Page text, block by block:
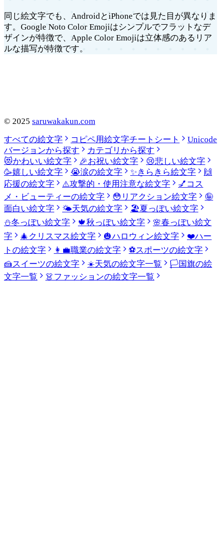
同じ絵文字でも、AndroidとiPhoneでは見た目が異なりま
す。Google Noto Color Emojiはシンプルでフラットなデ
ザインが特徴で、Apple Color Emojiは立体感のあるリア
ルな描写が特徴です。
© 2025 saruwakakun.com
すべての絵文字
コピペ用絵文字チートシート
Unicode
バージョンから探す
カテゴリから探す
😻かわいい絵文字 🎉お祝い絵文字 😢悲しい絵文字
🥳嬉しい絵文字 😭涙の絵文字 ✨きらきら絵文字
🙌
応援の絵文字
⚠️攻撃的・使用注意な絵文字 💅 コス
メ・ビューティーの絵文字
😳 リアクション絵文字
🤪
面白い絵文字
🌤️天気の絵文字 🏖️夏っぽい絵文字
⛄冬っぽい絵文字 🍁秋っぽい絵文字 🌸春っぽい絵文
字
🎄 クリスマス絵文字 🎃ハロウィン絵文字 ❤️ハー
トの絵文字
👩‍💼職業の絵文字 ⚽スポーツの絵文字
🍰スイーツの絵文字 ☀️天気の絵文字一覧 🏳️国旗の絵
文字一覧
👗ファッションの絵文字一覧